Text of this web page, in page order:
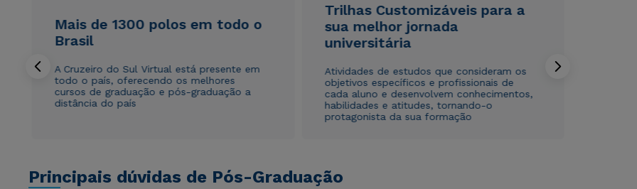
Mais de 1300 polos em todo o
Brasil
A Cruzeiro do Sul Virtual está presente em
todo o país, oferecendo os melhores
cursos de graduação e pós-graduação a
distância do país
Trilhas Customizáveis para a
sua melhor jornada
universitária
Atividades de estudos que consideram os
objetivos específicos e profissionais de
cada aluno e desenvolvem conhecimentos,
habilidades e atitudes, tornando-o
protagonista da sua formação
Principais dúvidas de Pós-Graduação
Rápido e fácil
WhatsApp
Rápido e fácil
WhatsApp